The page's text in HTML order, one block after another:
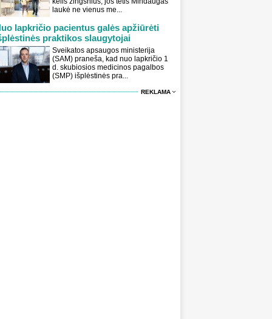
laukė ne vienus me...
lapkričio pacientus galės apžiūrėti
praktikos slaugytojai
Sveikatos apsaugos ministerija
(SAM) praneša, kad nuo lapkričio 1
d. skubiosios medicinos pagalbos
(SMP) išplėstinės pra...
REKLAMA